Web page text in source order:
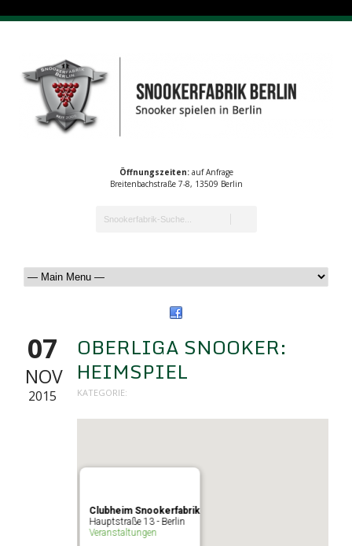
Öffnungszeiten:auf Anfrage
Breitenbachstraße 7-8, 13509 Berlin
07
NOV
2015
OBERLIGA SNOOKER:
HEIMSPIEL
KATEGORIE:
Clubheim Snookerfabrik
Hauptstraße 13 - Berlin
Veranstaltungen